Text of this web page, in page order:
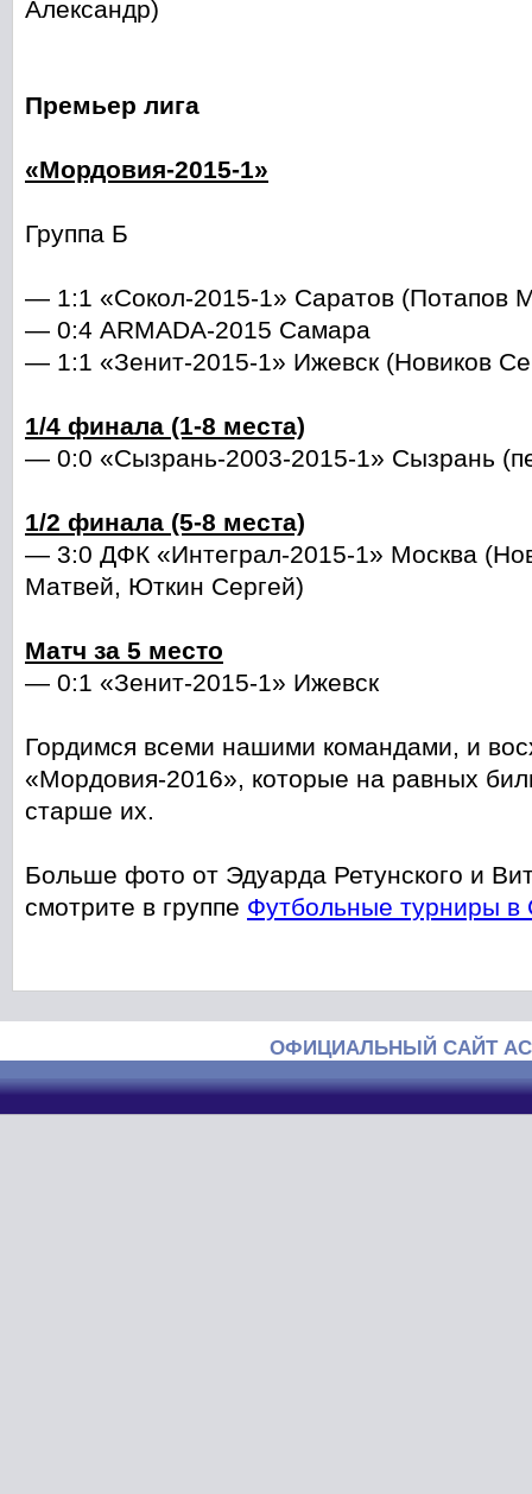
Александр)
Премьер лига
«Мордовия-2015-1»
Группа Б
— 1:1 «Сокол-2015-1» Саратов (Потапов
— 0:4 ARMADA-2015 Самара
— 1:1 «Зенит-2015-1» Ижевск (Новиков
1/4 финала (1-8 места)
— 0:0 «Сызрань-2003-2015-1» Сызрань
1/2 финала (5-8 места)
— 3:0 ДФК «Интеграл-2015-1» Москва
Матвей, Юткин Сергей)
Матч за 5 место
— 0:1 «Зенит-2015-1» Ижевск
Гордимся всеми нашими командами, и
«Мордовия-2016», которые на равных
старше их.
Больше фото от Эдуарда Ретунского и
смотрите в группе Футбольные турниры в
ОФИЦИАЛЬНЫЙ САЙТ